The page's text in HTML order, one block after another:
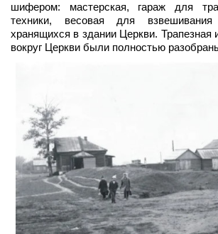
шифером: мастерская, гараж для
техники, весовая для
хранящихся в здании Церкви. Трапезная
вокруг Церкви были полностью